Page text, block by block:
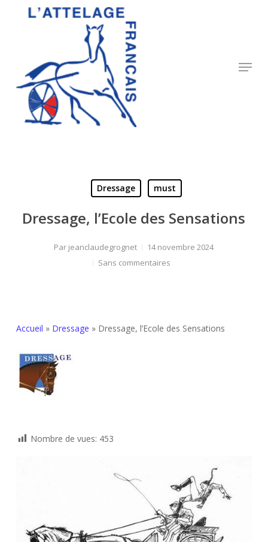
Menu
Dressage must
Dressage, l’Ecole des Sensations
Par jeanclaudegrognet
14 novembre 2024
Sans commentaires
Accueil » Dressage » Dressage, l’Ecole des Sensations
Nombre de vues: 453